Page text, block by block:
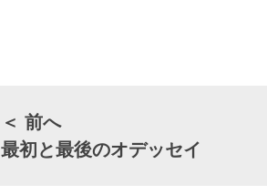
＜ 前へ
最初と最後のオデッセイ